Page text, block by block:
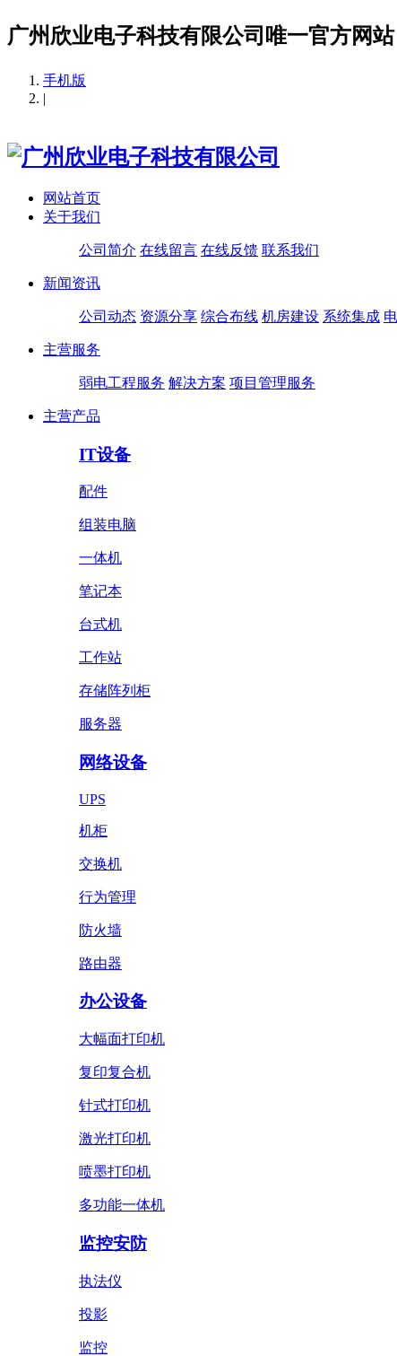
广州欣业电子科技有限公司唯一官方网
手机版
|
网站首页
关于我们
公司简介 在线留言 在线反馈 联系我们
新闻资讯
公司动态 资源分享 综合布线 机房建设 系统集成
主营服务
弱电工程服务 解决方案 项目管理服务
主营产品
IT设备
配件
组装电脑
一体机
笔记本
台式机
工作站
存储阵列柜
服务器
网络设备
UPS
机柜
交换机
行为管理
防火墙
路由器
办公设备
大幅面打印机
复印复合机
针式打印机
激光打印机
喷墨打印机
多功能一体机
监控安防
执法仪
投影
监控